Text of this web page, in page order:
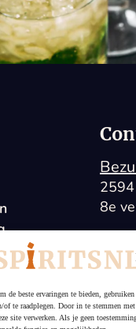
de beste ervaringen te bieden,
of te raadplegen. Door in te stemmen
site verwerken. Als je geen
8e